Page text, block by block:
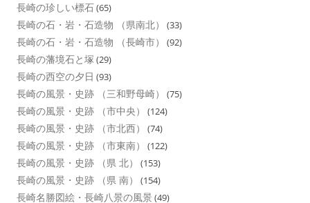
長崎の珍しい標石(65)
長崎の石・岩・石造物 （県南北） (33)
長崎の石・岩・石造物 （長崎市） (92)
長崎の藩境石と塚 (29)
長崎の西空の夕日 (93)
長崎の風景・史跡 （三和野母崎） (75)
長崎の風景・史跡 （市中央） (124)
長崎の風景・史跡 （市北西） (74)
長崎の風景・史跡 （市東南） (122)
長崎の風景・史跡 （県 北） (153)
長崎の風景・史跡 （県 南） (154)
長崎名勝図絵・長崎八景の風景 (49)